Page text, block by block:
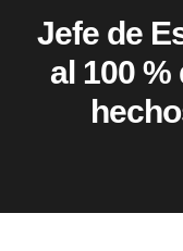
Jefe de
al 100